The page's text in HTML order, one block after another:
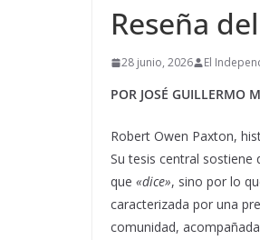
Reseña
28 junio, 2026 El
POR JOSÉ GUILLERMO
Robert Owen Paxton,
Su tesis central
que «dice», sino por lo
caracterizada por una
comunidad,